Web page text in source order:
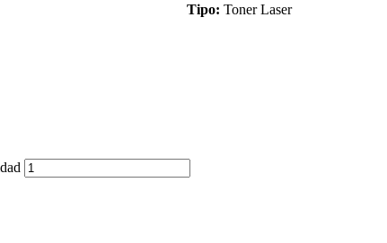
Tipo: Toner Laser